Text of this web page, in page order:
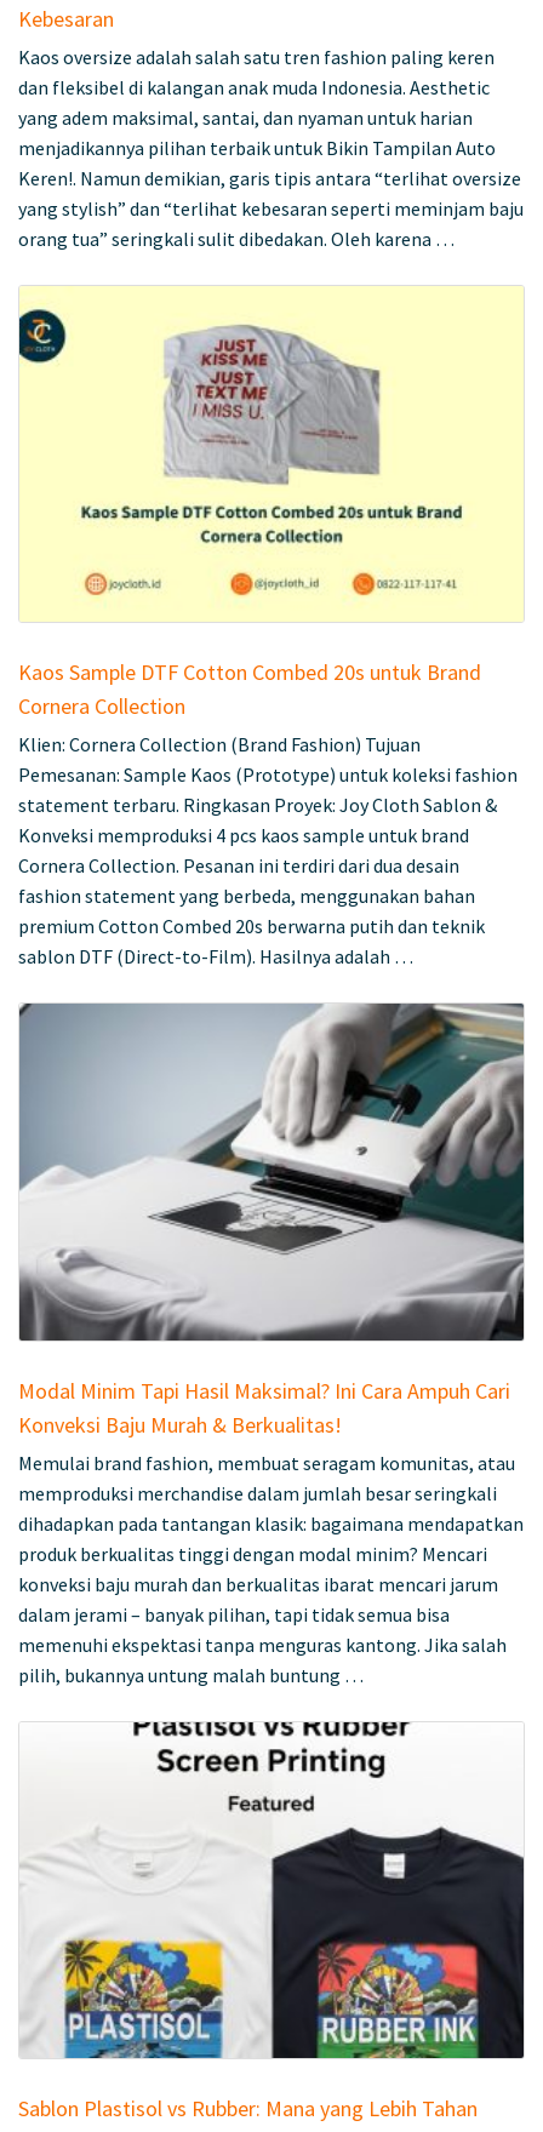
Kebesaran
Kaos oversize adalah salah satu tren fashion paling keren
dan fleksibel di kalangan anak muda Indonesia. Aesthetic
yang adem maksimal, santai, dan nyaman untuk harian
menjadikannya pilihan terbaik untuk Bikin Tampilan Auto
Keren!. Namun demikian, garis tipis antara “terlihat oversize
yang stylish” dan “terlihat kebesaran seperti meminjam baju
orang tua” seringkali sulit dibedakan. Oleh karena …
Kaos Sample DTF Cotton Combed 20s untuk Brand
Cornera Collection
Klien: Cornera Collection (Brand Fashion) Tujuan
Pemesanan: Sample Kaos (Prototype) untuk koleksi fashion
statement terbaru. Ringkasan Proyek: Joy Cloth Sablon &
Konveksi memproduksi 4 pcs kaos sample untuk brand
Cornera Collection. Pesanan ini terdiri dari dua desain
fashion statement yang berbeda, menggunakan bahan
premium Cotton Combed 20s berwarna putih dan teknik
sablon DTF (Direct-to-Film). Hasilnya adalah …
Modal Minim Tapi Hasil Maksimal? Ini Cara Ampuh Cari
Konveksi Baju Murah & Berkualitas!
Memulai brand fashion, membuat seragam komunitas, atau
memproduksi merchandise dalam jumlah besar seringkali
dihadapkan pada tantangan klasik: bagaimana mendapatkan
produk berkualitas tinggi dengan modal minim? Mencari
konveksi baju murah dan berkualitas ibarat mencari jarum
dalam jerami – banyak pilihan, tapi tidak semua bisa
memenuhi ekspektasi tanpa menguras kantong. Jika salah
pilih, bukannya untung malah buntung …
Sablon Plastisol vs Rubber: Mana yang Lebih Tahan